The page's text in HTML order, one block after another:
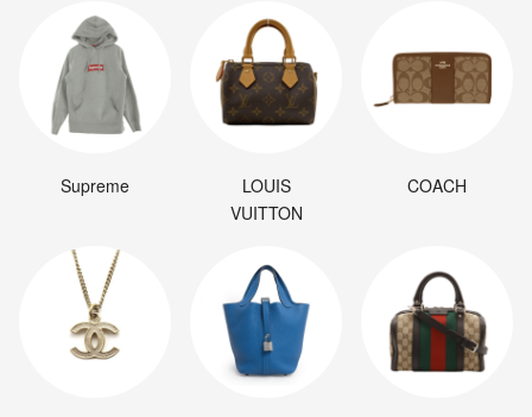
Supreme
LOUIS
VUITTON
COACH